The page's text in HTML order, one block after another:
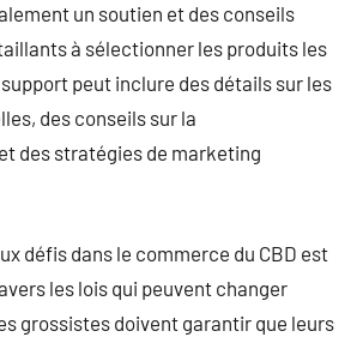
un soutien et des conseils
à sélectionner les produits les
peut inclure des détails sur les
des conseils sur la
des stratégies de marketing
défis dans le commerce du CBD est
les lois qui peuvent changer
grossistes doivent garantir que leurs